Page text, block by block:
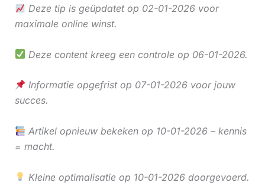
Deze tip is geüpdatet op 02-01-2026 voor
maximale online winst.
Deze content kreeg een controle op 06-01-2026.
Informatie opgefrist op 07-01-2026 voor jouw
succes.
Artikel opnieuw bekeken op 10-01-2026 – kennis
= macht.
Kleine optimalisatie op 10-01-2026 doorgevoerd.